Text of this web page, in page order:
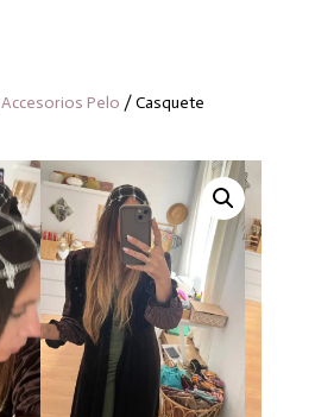
Accesorios Pelo / Casquete